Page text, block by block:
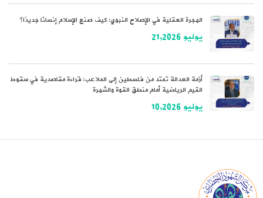
الهجرة العقلية في الإصلاح النبوي: كيف صنع الإسلام إنسانًا جديدًا؟
يوليو 21,2026
أزمة العدالة تمتد من فلسطين إلى الملاعب: قراءة مقاصدية في سقوط
القيم الرياضية أمام منطق القوة والشهرة
يوليو 10,2026